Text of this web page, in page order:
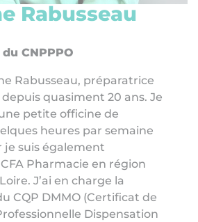
Rabusseau
CNPPPO
Rabusseau, préparatrice
quasiment 20 ans. Je
petite officine de
heures par semaine
je suis également
Pharmacie en région
J’ai en charge la
CQP DMMO (Certificat de
Dispensation